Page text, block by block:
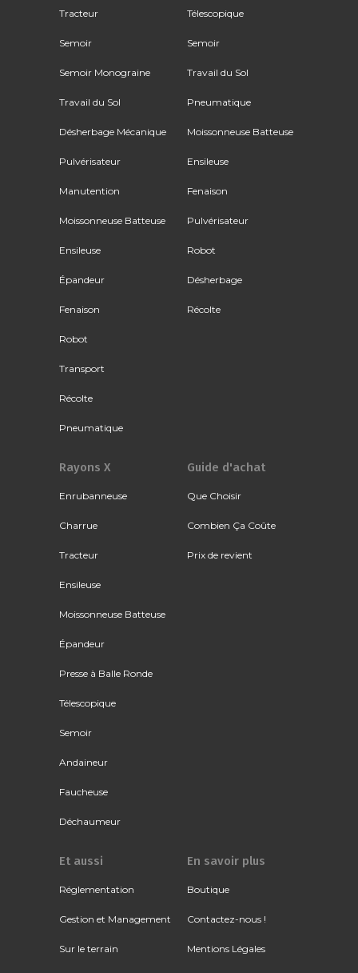
Tracteur
Semoir
Semoir Monograine
Travail du Sol
Désherbage Mécanique
Pulvérisateur
Manutention
Moissonneuse Batteuse
Ensileuse
Épandeur
Fenaison
Robot
Transport
Récolte
Pneumatique
Télescopique
Semoir
Travail du Sol
Pneumatique
Moissonneuse Batteuse
Ensileuse
Fenaison
Pulvérisateur
Robot
Désherbage
Récolte
Rayons X
Enrubanneuse
Charrue
Tracteur
Ensileuse
Moissonneuse Batteuse
Épandeur
Presse à Balle Ronde
Télescopique
Semoir
Andaineur
Faucheuse
Déchaumeur
Guide d'achat
Que Choisir
Combien Ça Coûte
Prix de revient
Et aussi
Réglementation
Gestion et Management
Sur le terrain
En savoir plus
Boutique
Contactez-nous !
Mentions Légales